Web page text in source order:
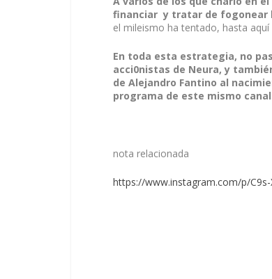
financiar y tratar de fogonear
el mileismo ha tentado, hasta aquí
En toda esta estrategia, no
acci0nistas de Neura, y
de Alejandro Fantino al
programa de este mismo
nota relacionada
https://www.instagram.com/p/C9s-